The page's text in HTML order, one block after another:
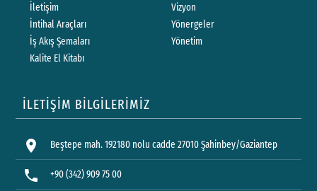
İletişim
İntihal Araçları
İş Akış Şemaları
Kalite El Kitabı
Vizyon
Yönergeler
Yönetim
İLETİŞİM BİLGİLERİMİZ
location_on Beştepe mah. 192180 nolu cadde 27010 Şahinbey/Gaziantep
phone +90 (342) 909 75 00